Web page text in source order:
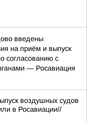
введены
на приём и выпуск
согласованию с
— Росавиация
воздушных судов
в Росавиации//